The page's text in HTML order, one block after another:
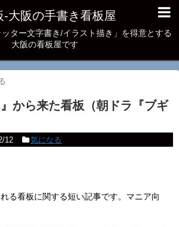
‐大阪の手書き看板屋
ッター文字書き/イラスト描き」を得意とする
大阪の看板屋です
』から来た看板（朝ドラ『ブギ
12 気になる
る看板に関する短い記事です。マニア向